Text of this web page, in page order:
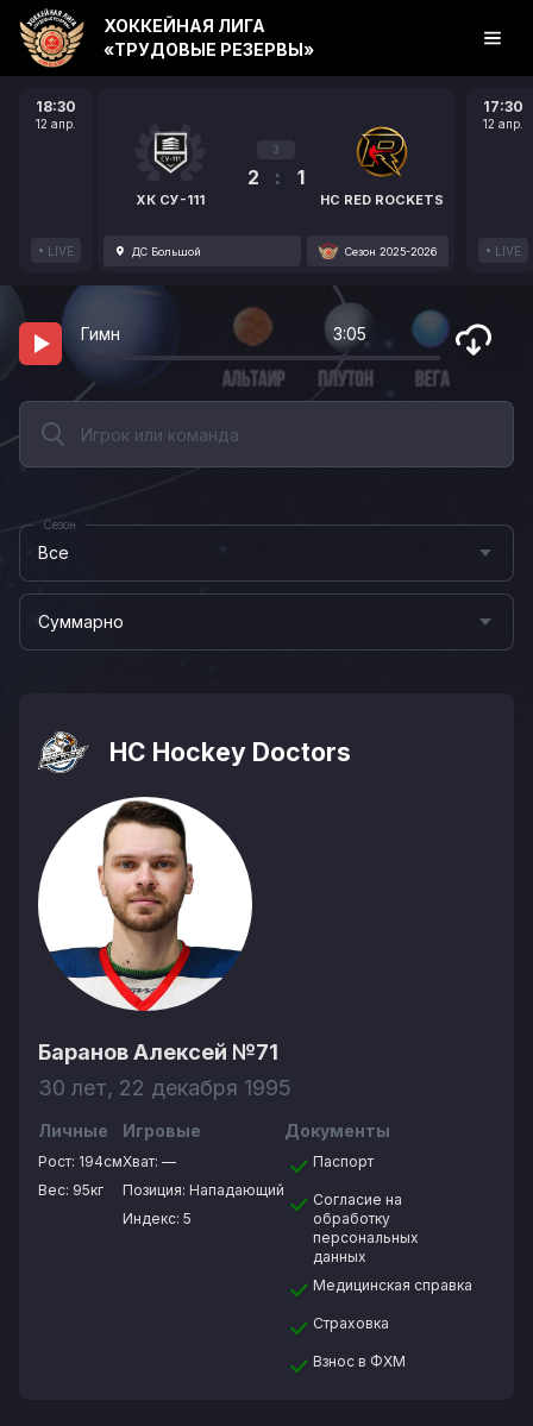
18:30
12 апр.
LIVE
ХК СУ-111
3
2 : 1
HC RED ROCKETS
ДС Большой Сезон 2025-2026
17:30
12 апр.
LIVE
ХОККЕЙНАЯ ЛИГА
«ТРУДОВЫЕ РЕЗЕРВЫ»
Гимн 3:05
Все
Сезон
Суммарно
HC Hockey Doctors
Баранов Алексей №71
30 лет, 22 декабря 1995
Личные
Рост: 194см
Вес: 95кг
Игровые
Хват: —
Позиция: Нападающий
Индекс: 5
Документы
Паспорт
Согласие на
обработку
персональных
данных
Медицинская справка
Страховка
Взнос в ФХМ